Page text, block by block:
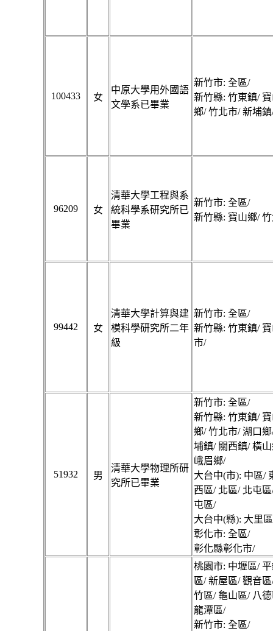
100433 女
中原大學用外國語
文學系已畢業
新竹市: 全區/
新竹縣: 竹東鎮/
鄉/ 竹北市/ 新埔鎮
96209 女
清華大學工程與系
統科學系研究所已
畢業
新竹市: 全區/
新竹縣: 寶山鄉/
99442 女
清華大學計算與建
模科學研究所二年
級
新竹市: 全區/
新竹縣: 竹東鎮/
市/
51932 男
清華大學物理所研
究所已畢業
新竹市: 全區/
新竹縣: 竹東鎮/
鄉/ 竹北市/ 湖口
埔鎮/ 關西鎮/ 橫
峨眉鄉/
大台中(市): 中區/
西區/ 北區/ 北屯
屯區/
大台中(縣): 大里
彰化市: 全區/
彰化縣彰化市/
桃園市: 中壢區/
區/ 新屋區/ 觀音
竹區/ 龜山區/ 八
龍潭區/
新竹市: 全區/